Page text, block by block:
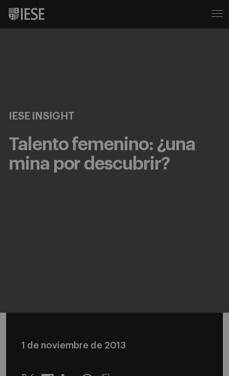
IESE INSIGHT
Talento femenino: ¿una
mina por descubrir?
1 de noviembre de 2013